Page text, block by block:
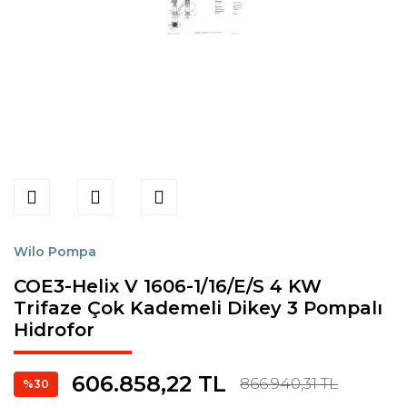
Wilo Pompa
COE3-Helix V 1606-1/16/E/S 4 KW
Trifaze Çok Kademeli Dikey 3 Pompalı
Hidrofor
%30 606.858,22 TL 866.940,31 TL